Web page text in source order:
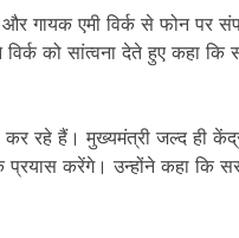
गायक एमी विर्क से फोन पर
को सांत्वना देते हुए कहा
कर रहे हैं। मुख्यमंत्री जल्द ही
प्रयास करेंगे। उन्होंने कहा कि